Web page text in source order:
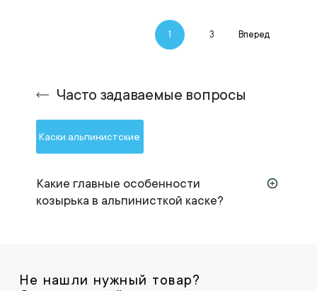
1 3 Вперед
Часто задаваемые вопросы
Каски альпинистские
Какие главные особенности
козырька в альпинисткой каске?
Не нашли нужный товар?